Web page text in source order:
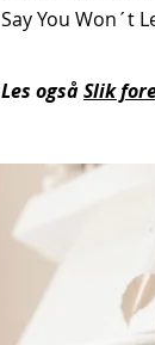
Say You Won´t
Les ogsåSlik